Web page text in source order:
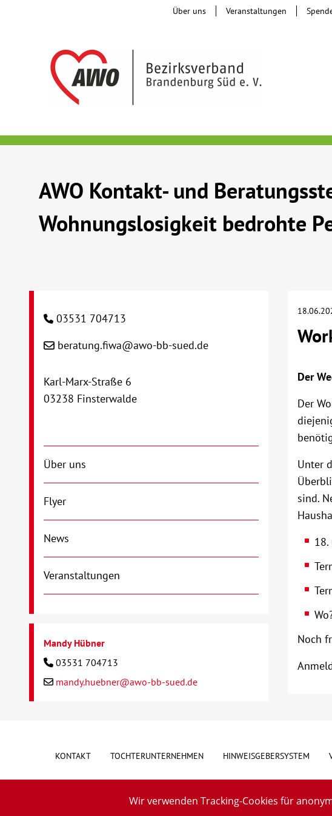
Wir verwenden Tracking-Cookies für
Über uns Veranstaltungen
AWO Kontakt- und
Wohnungslosigkeit bedrohte
Der
Der
Unter
sind.
Noch
03531 704713
beratung.fiwa@awo-bb-sued.de
Karl-Marx-Straße 6
03238 Finsterwalde
Über uns
Flyer
News
Veranstaltungen
Mandy Hübner
03531 704713
mandy.huebner@awo-bb-sued.de
KONTAKT TOCHTERUNTERNEHMEN HINWEISGEBERSYSTEM